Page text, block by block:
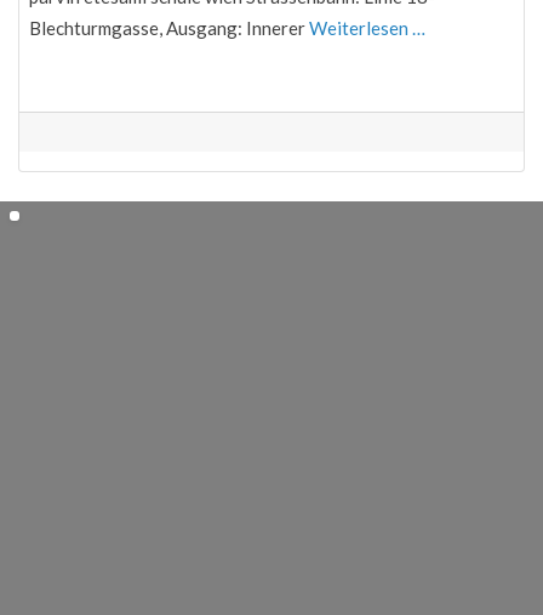
Blechturmgasse, Ausgang: InnererWeiterlesen …